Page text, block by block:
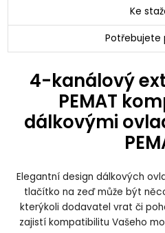
Ke
Potřebujete
4-kanálový
PEMAT
dálkovými
Elegantní design dálkových
tlačítko na zeď může být
kterýkoli dodavatel vrat či
zajistí kompatibilitu Vašeho